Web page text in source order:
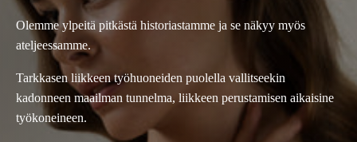
Olemme ylpeitä pitkästä historiastamme ja se näkyy myös
ateljeessamme.
Tarkkasen liikkeen työhuoneiden puolella vallitseekin
kadonneen maailman tunnelma, liikkeen perustamisen aikaisine
työkoneineen.